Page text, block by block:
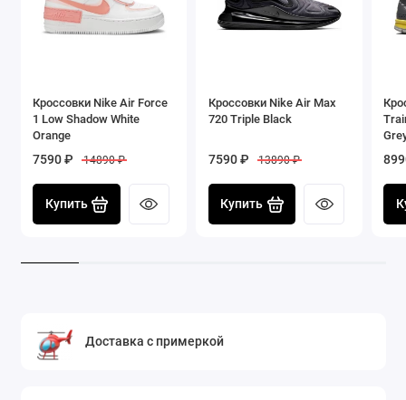
Кроссовки Nike Air Force
1 Low Shadow White
Orange
7590 ₽ 14890 ₽
Купить
Кроссовки Nike Air Max
720 Triple Black
7590 ₽ 13890 ₽
Купить
Доставка с примеркой